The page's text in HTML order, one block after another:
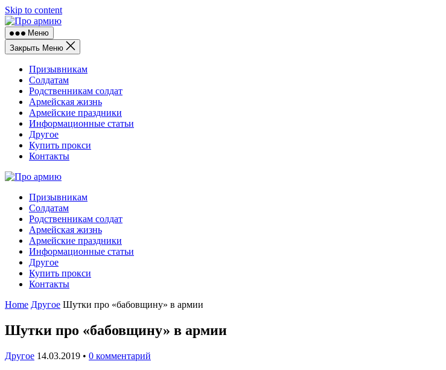
Skip to content
Меню
Закрыть Меню
Призывникам
Солдатам
Родственникам солдат
Армейская жизнь
Армейские праздники
Информационные статьи
Другое
Купить прокси
Контакты
Призывникам
Солдатам
Родственникам солдат
Армейская жизнь
Армейские праздники
Информационные статьи
Другое
Купить прокси
Контакты
Home Другое Шутки про «бабовщину» в армии
Шутки про «бабовщину» в армии
Другое 14.03.2019 • 0 комментарий